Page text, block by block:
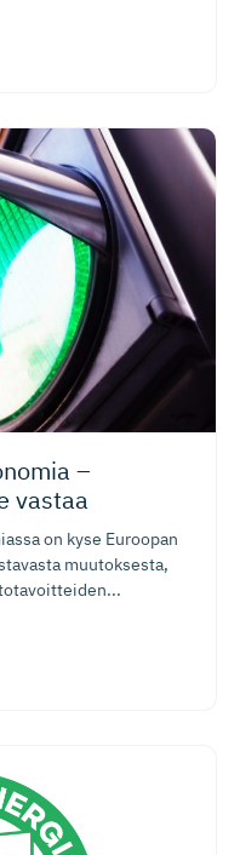
–
vastaa
on kyse Euroopan
muutoksesta,